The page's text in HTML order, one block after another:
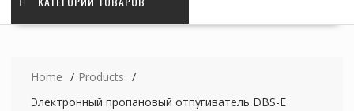
Home
Products
Электронный пропановый отпугиватель DBS-E